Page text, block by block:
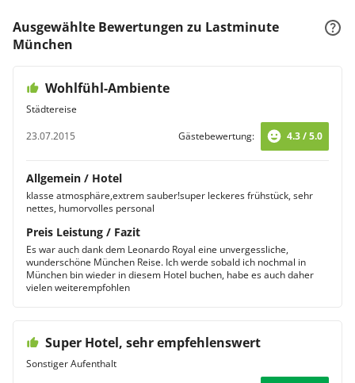
Ausgewählte Bewertungen zu Lastminute
München
Wohlfühl-Ambiente
Städtereise
23.07.2015
Gästebewertung: 4.3 / 5.0
Allgemein / Hotel
klasse atmosphäre,extrem sauber!super leckeres frühstück, sehr
nettes, humorvolles personal
Preis Leistung / Fazit
Es war auch dank dem Leonardo Royal eine unvergessliche,
wunderschöne München Reise. Ich werde sobald ich nochmal in
München bin wieder in diesem Hotel buchen, habe es auch daher
vielen weiterempfohlen
Super Hotel, sehr empfehlenswert
Sonstiger Aufenthalt